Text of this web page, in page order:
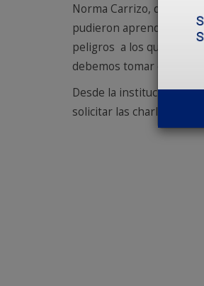
Norma Carrizo, docente
pudieron aprender cómo
peligros a los que
debemos tomar
Desde la institución se
solicitar las charlas